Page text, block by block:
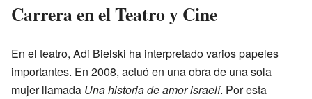
Carrera en el Teatro y Cine
En el teatro, Adi Bielski ha interpretado varios papeles
importantes. En 2008, actuó en una obra de una sola
mujer llamada Una historia de amor israelí. Por esta